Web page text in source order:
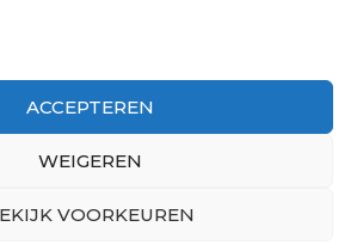
ACCEPTEREN
WEIGEREN
VOORKEUREN